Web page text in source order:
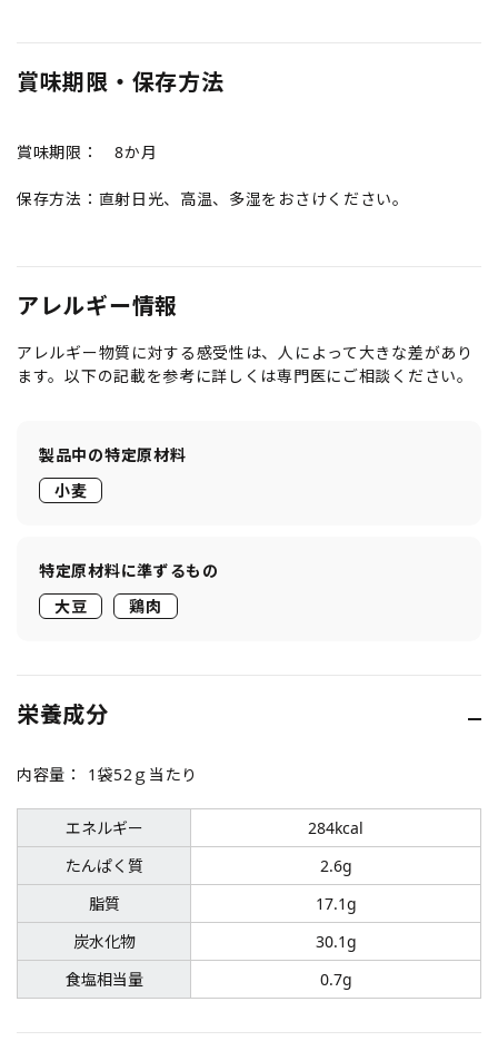
賞味期限・保存方法
賞味期限： 8か月
保存方法：直射日光、高温、多湿をおさけください。
アレルギー情報
アレルギー物質に対する感受性は、人によって大きな差があり
ます。以下の記載を参考に詳しくは専門医にご相談ください。
製品中の特定原材料
小麦
特定原材料に準ずるもの
大豆
鶏肉
栄養成分
内容量： 1袋52ｇ当たり
エネルギー
たんぱく質
脂質
炭水化物
食塩相当量
284kcal
2.6g
17.1g
30.1g
0.7g